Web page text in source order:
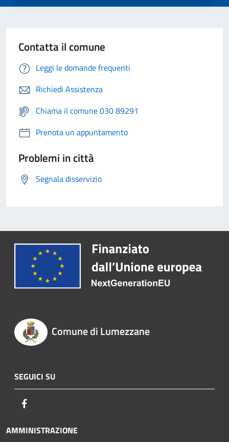
Contatta il comune
Leggi le domande frequenti
Richiedi Assistenza
Chiama il comune 030 89291
Prenota un appuntamento
Problemi in città
Segnala disservizio
Comune di Lumezzane
SEGUICI SU
AMMINISTRAZIONE